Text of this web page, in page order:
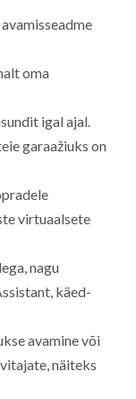
oma
igal ajal.
garaažiuks on
virtuaalsete
nagu
käed-
avamine või
näiteks